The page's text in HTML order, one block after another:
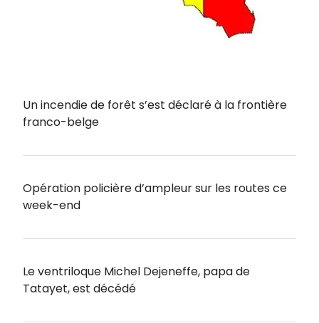
Un incendie de forêt s’est déclaré à la frontière
franco-belge
Opération policière d’ampleur sur les routes ce
week-end
Le ventriloque Michel Dejeneffe, papa de
Tatayet, est décédé